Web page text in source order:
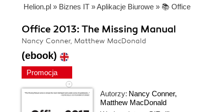
Helion.pl » Biznes IT »Aplikacje Biurowe » 📚 Office
Office 2013: The Missing Manual
Nancy Conner, Matthew MacDonald
(ebook)
Promocja
Autorzy: Nancy Conner,
Matthew MacDonald